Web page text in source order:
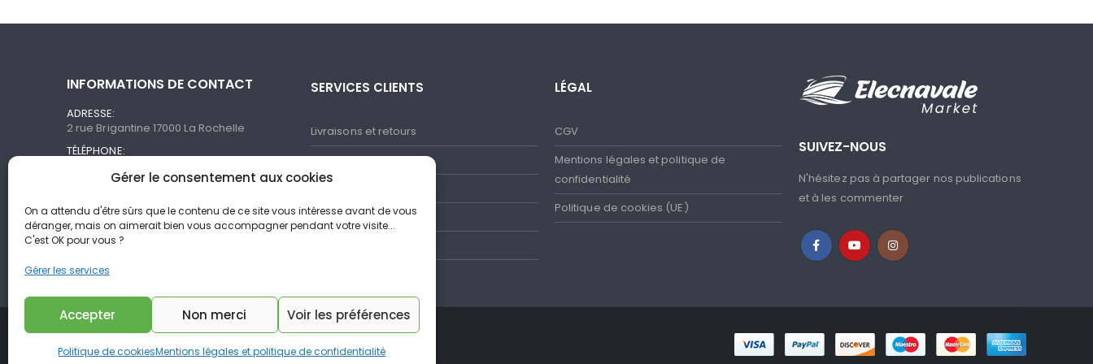
Gérer le consentement aux cookies
On a attendu d'être sûrs que le contenu de ce site vous intéresse avant de vous
déranger, mais on aimerait bien vous accompagner pendant votre visite...
C'est OK pour vous ?
Gérer les services
Accepter Non merci Voir les préférences
Politique de cookiesMentions légales et politique de confidentialité
INFORMATIONS DE CONTACT
ADRESSE:
2 rue Brigantine 17000 La Rochelle
TÉLÉPHONE:
contact@elecnavale.com
HEURES TRAVAILLÉES:
Du lundi au vendredi de 9h à 18h
SERVICES CLIENTS
Livraisons et retours
Garantie et SAV
Questions fréquentes
LÉGAL
CGV
Mentions légales et politique de
confidentialité
Politique de cookies (UE)
SUIVEZ-NOUS
N'hésitez pas à partager nos publications
et à les commenter
Elecnavale © 2022. All Rights Reserved